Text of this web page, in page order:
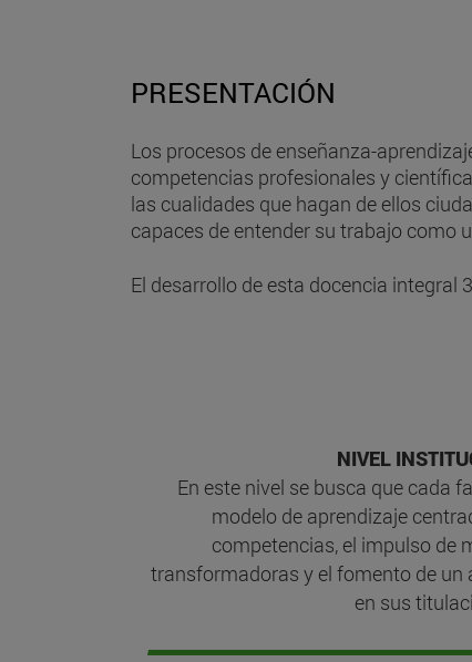
PRESENTACIÓN
Los procesos de enseñanza-
competencias profesionales y
las cualidades que hagan de ellos
capaces de entender su trabajo como
El desarrollo de esta docencia integral
NIVEL
En este nivel se busca que cada
modelo de aprendizaje
competencias, el impulso de
transformadoras y el fomento de un
en sus